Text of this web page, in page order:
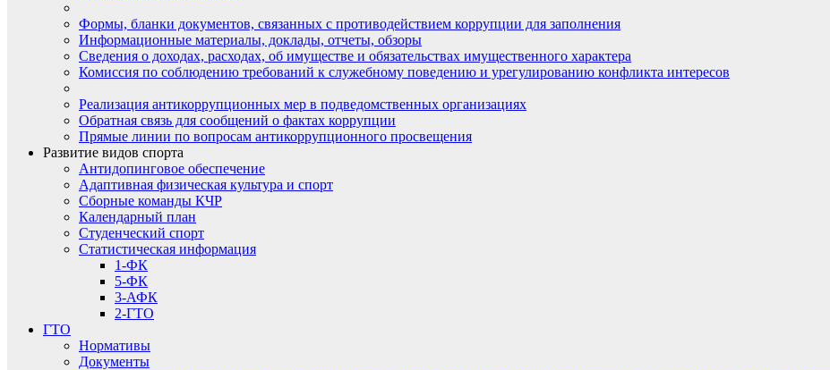
Формы, бланки документов, связанных с противодействием коррупции для заполнения
Информационные материалы, доклады, отчеты, обзоры
Сведения о доходах, расходах, об имуществе и обязательствах имущественного характера
Комиссия по соблюдению требований к служебному поведению и урегулированию конфликта интересов
Реализация антикоррупционных мер в подведомственных организациях
Обратная связь для сообщений о фактах коррупции
Прямые линии по вопросам антикоррупционного просвещения
Развитие видов спорта
Антидопинговое обеспечение
Адаптивная физическая культура и спорт
Сборные команды КЧР
Календарный план
Студенческий спорт
Статистическая информация
1-ФК
5-ФК
3-АФК
2-ГТО
ГТО
Нормативы
Документы